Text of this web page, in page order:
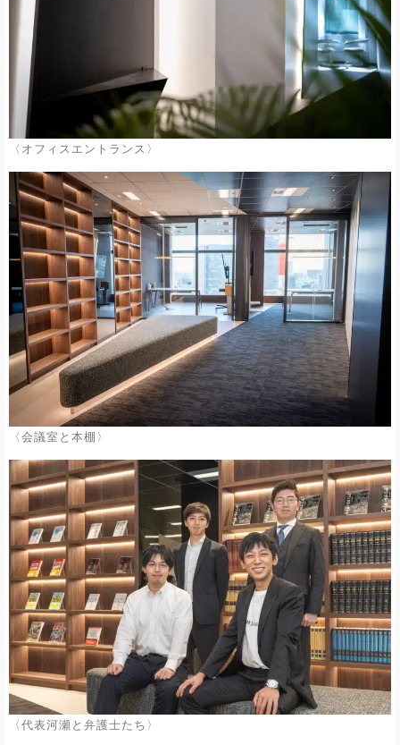
〈オフィスエントランス〉
〈会議室と本棚〉
〈代表河瀬と弁護士たち〉